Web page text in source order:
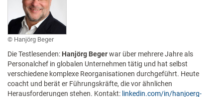
Hanjörg Beger
Die Testlesenden: Hanjörg Begerwar über mehrere Jahre als
Personalchef in globalen Unternehmen tätig und hat selbst
verschiedene komplexe Reorganisationen durchgeführt. Heute
coacht und berät er Führungskräfte, die vor ähnlichen
Herausforderungen stehen. Kontakt: linkedin.com/in/hanjoerg-